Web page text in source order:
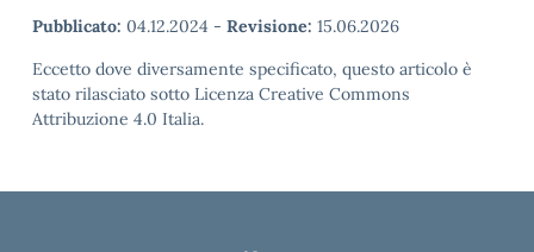
Pubblicato: 04.12.2024 - Revisione: 15.06.2026
Eccetto dove diversamente specificato, questo articolo è
stato rilasciato sotto Licenza Creative Commons
Attribuzione 4.0 Italia.